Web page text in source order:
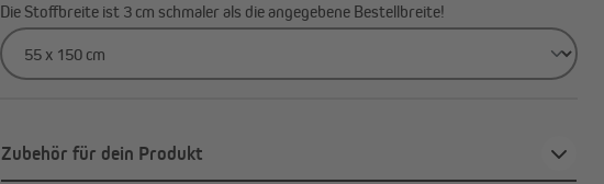
Die Stoffbreite ist 3 cm schmaler als die angegebene Bestellbreite!
Zubehör für dein Produkt